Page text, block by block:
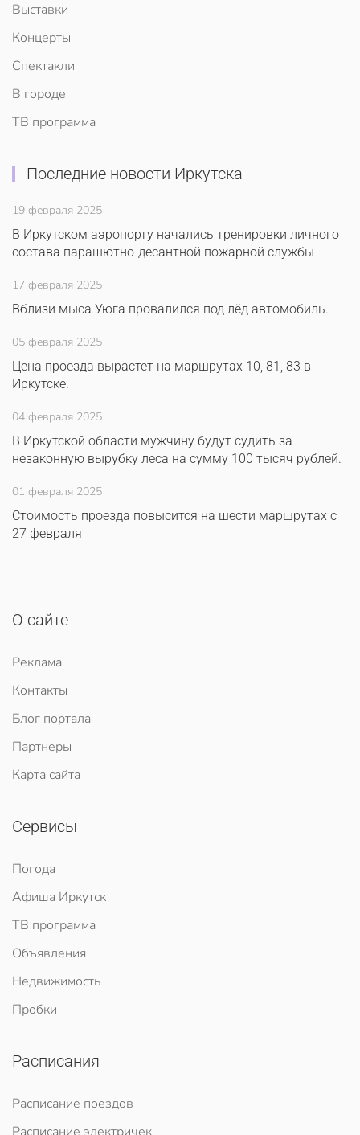
Выставки
Концерты
Спектакли
В городе
ТВ программа
Последние новости Иркутска
19 февраля 2025
В Иркутском аэропорту начались тренировки личного
состава парашютно-десантной пожарной службы
17 февраля 2025
Вблизи мыса Уюга провалился под лёд автомобиль.
05 февраля 2025
Цена проезда вырастет на маршрутах 10, 81, 83 в
Иркутске.
04 февраля 2025
В Иркутской области мужчину будут судить за
незаконную вырубку леса на сумму 100 тысяч рублей.
01 февраля 2025
Стоимость проезда повысится на шести маршрутах с
27 февраля
О сайте
Реклама
Контакты
Блог портала
Партнеры
Карта сайта
Сервисы
Погода
Афиша Иркутск
ТВ программа
Объявления
Недвижимость
Пробки
Расписания
Расписание поездов